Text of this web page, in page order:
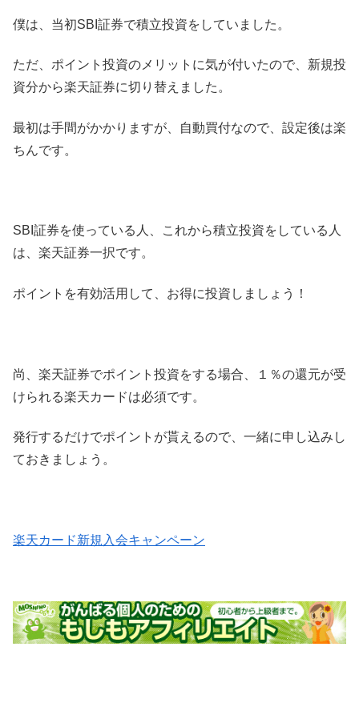
僕は、当初SBI証券で積立投資をしていました。
ただ、ポイント投資のメリットに気が付いたので、新規投
資分から楽天証券に切り替えました。
最初は手間がかかりますが、自動買付なので、設定後は楽
ちんです。
SBI証券を使っている人、これから積立投資をしている人
は、楽天証券一択です。
ポイントを有効活用して、お得に投資しましょう！
尚、楽天証券でポイント投資をする場合、１％の還元が受
けられる楽天カードは必須です。
発行するだけでポイントが貰えるので、一緒に申し込みし
ておきましょう。
楽天カード新規入会キャンペーン